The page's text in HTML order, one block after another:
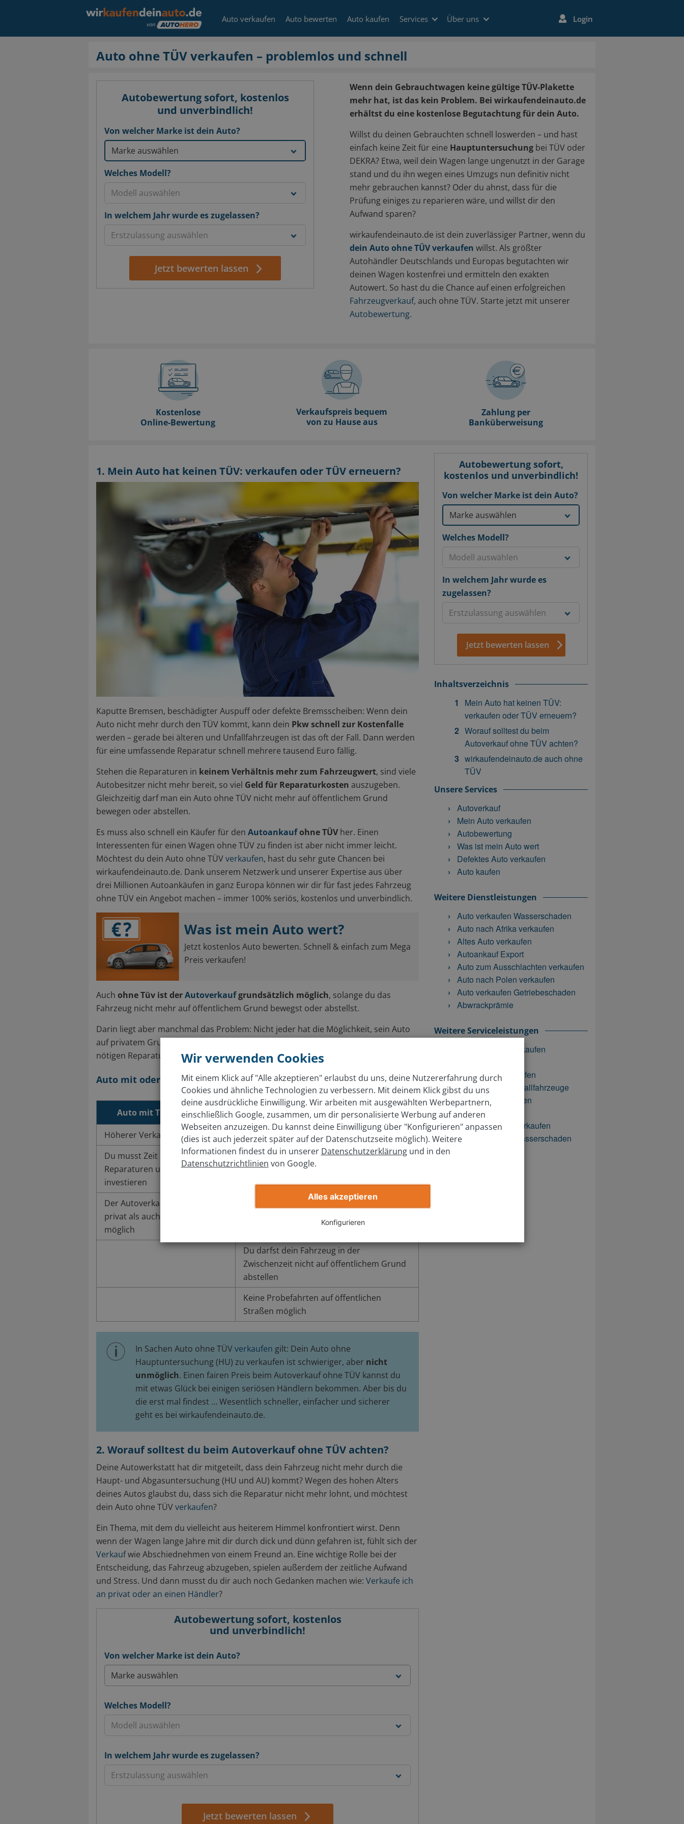
Auto verkaufen Auto bewerten Auto kaufen Services Über uns Login
Auto ohne TÜV verkaufen – problemlos und schnell
Autobewertung sofort, kostenlos
und unverbindlich!
Von welcher Marke ist dein Auto?
Welches Modell?
In welchem Jahr wurde es zugelassen?
Jetzt bewerten lassen
Wenn dein Gebrauchtwagen keine gültige TÜV-Plakette
mehr hat, ist das kein Problem. Bei wirkaufendeinauto.de
erhältst du eine kostenlose Begutachtung für dein Auto.
Willst du deinen Gebrauchten schnell loswerden – und hast
einfach keine Zeit für eine Hauptuntersuchung bei TÜV oder
DEKRA? Etwa, weil dein Wagen lange ungenutzt in der Garage
stand und du ihn wegen eines Umzugs nun definitiv nicht
mehr gebrauchen kannst? Oder du ahnst, dass für die
Prüfung einiges zu reparieren wäre, und willst dir den
Aufwand sparen?
wirkaufendeinauto.de ist dein zuverlässiger Partner, wenn du
dein Auto ohne TÜV verkaufen willst. Als größter
Autohändler Deutschlands und Europas begutachten wir
deinen Wagen kostenfrei und ermitteln den exakten
Autowert. So hast du die Chance auf einen erfolgreichen
Fahrzeugverkauf, auch ohne TÜV. Starte jetzt mit unserer
Autobewertung.
Kostenlose
Online-Bewertung
Verkaufspreis bequem
von zu Hause aus
Zahlung per
Banküberweisung
1. Mein Auto hat keinen TÜV: verkaufen oder TÜV erneuern?
Kaputte Bremsen, beschädigter Auspuff oder defekte Bremsscheiben: Wenn dein
Auto nicht mehr durch den TÜV kommt, kann dein Pkw schnell zur Kostenfalle
werden – gerade bei älteren und Unfallfahrzeugen ist das oft der Fall. Dann werden
für eine umfassende Reparatur schnell mehrere tausend Euro fällig.
Stehen die Reparaturen in keinem Verhältnis mehr zum Fahrzeugwert, sind viele
Autobesitzer nicht mehr bereit, so viel Geld für Reparaturkosten auszugeben.
Gleichzeitig darf man ein Auto ohne TÜV nicht mehr auf öffentlichem Grund
bewegen oder abstellen.
Es muss also schnell ein Käufer für den Autoankaufohne TÜVher. Einen
Interessenten für einen Wagen ohne TÜV zu finden ist aber nicht immer leicht.
Möchtest du dein Auto ohne TÜVverkaufen, hast du sehr gute Chancen bei
wirkaufendeinauto.de. Dank unserem Netzwerk und unserer Expertise aus über
drei Millionen Autoankäufen in ganz Europa können wir dir für fast jedes Fahrzeug
ohne TÜV ein Angebot machen – immer 100% seriös, kostenlos und unverbindlich.
Was ist mein Auto wert?
Jetzt kostenlos Auto bewerten. Schnell & einfach zum Mega
Preis verkaufen!
Auch ohne Tüv ist derAutoverkaufgrundsätzlich möglich, solange du das
Fahrzeug nicht mehr auf öffentlichem Grund bewegst oder abstellst.
Darin liegt aber manchmal das Problem: Nicht jeder hat die Möglichkeit, sein Auto
auf privatem Grund abzustellen – und zugleich lohnt es sich nicht mehr, in die
nötigen Reparaturen zu investieren.
Auto mit oder ohne TÜV verkaufen? Der Vergleich
Auto mit TÜV verkaufen
Auto ohne TÜV verkaufen
Höherer Verkaufspreis
Niedrigerer Verkaufspreis
Du musst Zeit und Geld für
Reparaturen und TÜV
investieren
Keine Kosten und kein Aufwand, um den
Der Autoverkauf ist sowohl
privat als auch an Händler
möglich
Der private Verkauf könnte sich schwieriger
Du darfst dein Fahrzeug in der
Zwischenzeit nicht auf öffentlichem Grund
abstellen
Keine Probefahrten auf öffentlichen
Straßen möglich
In Sachen Auto ohne TÜVverkaufen gilt: Dein Auto ohne
Hauptuntersuchung (HU) zu verkaufen ist schwieriger, aber nicht
unmöglich. Einen fairen Preis beim Autoverkauf ohne TÜV kannst du
mit etwas Glück bei einigen seriösen Händlern bekommen. Aber bis du
die erst mal findest … Wesentlich schneller, einfacher und sicherer
geht es bei wirkaufendeinauto.de.
2. Worauf solltest du beim Autoverkauf ohne TÜV achten?
Deine Autowerkstatt hat dir mitgeteilt, dass dein Fahrzeug nicht mehr durch die
Haupt- und Abgasuntersuchung (HU und AU) kommt? Wegen des hohen Alters
deines Autos glaubst du, dass sich die Reparatur nicht mehr lohnt, und möchtest
dein Auto ohne TÜVverkaufen?
Ein Thema, mit dem du vielleicht aus heiterem Himmel konfrontiert wirst. Denn
wenn der Wagen lange Jahre mit dir durch dick und dünn gefahren ist, fühlt sich der
Verkaufwie Abschiednehmen von einem Freund an. Eine wichtige Rolle bei der
Entscheidung, das Fahrzeug abzugeben, spielen außerdem der zeitliche Aufwand
und Stress. Und dann musst du dir auch noch Gedanken machen wie: Verkaufe ich
an privat oder an einen Händler?
Autobewertung sofort, kostenlos
und unverbindlich!
Von welcher Marke ist dein Auto?
Welches Modell?
In welchem Jahr wurde es zugelassen?
Jetzt bewerten lassen
Autobewertung sofort,
kostenlos und unverbindlich!
Von welcher Marke ist dein Auto?
Welches Modell?
In welchem Jahr wurde es
zugelassen?
Jetzt bewerten lassen
Inhaltsverzeichnis
Mein Auto hat keinen TÜV:
verkaufen oder TÜV erneuern?
Worauf solltest du beim
Autoverkauf ohne TÜV achten?
wirkaufendeinauto.de auch ohne
TÜV
Unsere Services
Autoverkauf
Mein Auto verkaufen
Autobewertung
Was ist mein Auto wert
Defektes Auto verkaufen
Auto kaufen
Weitere Dienstleistungen
Auto verkaufen Wasserschaden
Auto nach Afrika verkaufen
Altes Auto verkaufen
Autoankauf Export
Auto zum Ausschlachten verkaufen
Auto nach Polen verkaufen
Auto verkaufen Getriebeschaden
Abwrackprämie
Weitere Serviceleistungen
Defektes Auto verkaufen
Schrottauto verkaufen
Restwertbörse Unfallfahrzeuge
Unfallauto verkaufen
Auto entsorgen
Auto ohne TÜV verkaufen
Auto verkaufen Wasserschaden
Wir verwenden Cookies
Mit einem Klick auf "Alle akzeptieren" erlaubst du uns, deine Nutzererfahrung durch
Cookies und ähnliche Technologien zu verbessern. Mit deinem Klick gibst du uns
deine ausdrückliche Einwilligung. Wir arbeiten mit ausgewählten Werbepartnern,
einschließlich Google, zusammen, um dir personalisierte Werbung auf anderen
Webseiten anzuzeigen. Du kannst deine Einwilligung über "Konfigurieren" anpassen
(dies ist auch jederzeit später auf der Datenschutzseite möglich). Weitere
Informationen findest du in unserer Datenschutzerklärungund in den
Datenschutzrichtlinien von Google.
Alles akzeptieren
Konfigurieren